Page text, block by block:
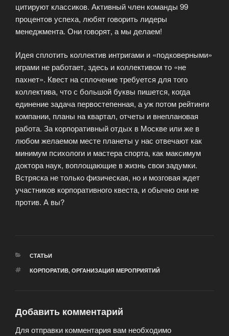
цитируют классиков. Активный член команды 99
процентов успеха, любят говорить лидеры
менеджмента. Они говорят, а мы делаем!
Идея сплотить коллектив интригами и «подковерными»
играми не работает, здесь и коллективом то «не
пахнет». Квест на сплочение требуется для того
коллектива, что с большой буквы пишется, когда
единение задача первостепенная, а уж потом рейтинги
компании, планы на квартал, отчеты и внеплановая
работа. За корпоративный отдых в Москве или же в
любом желаемом месте планеты у нас отвечают как
минимум психологи и мастера спорта, как максимум
доктора наук, воплощающие в жизнь свои задумки.
Встряска не только физическая, но и мозговая ждет
участников корпоративного квеста, и обычно они не
против. А вы?
РУБРИКИ
СТАТЬИ
МЕТКИ
КОРПОРАТИВ, ОРГАНИЗАЦИЯ МЕРОПРИЯТИЙ
Добавить комментарий
Для отправки комментария вам необходимо